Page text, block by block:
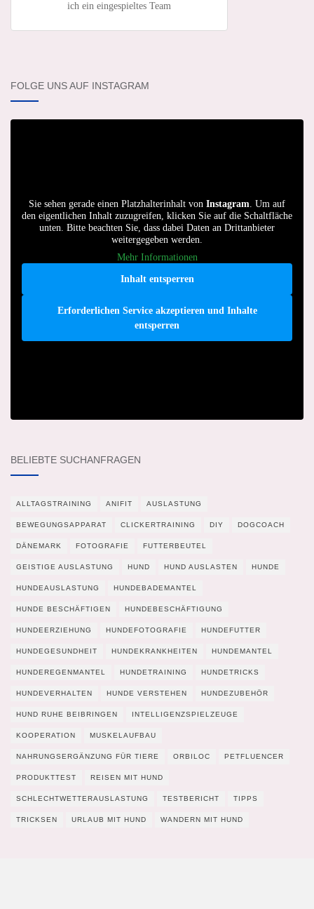
ich ein eingespieltes Team
FOLGE UNS AUF INSTAGRAM
Sie sehen gerade einen Platzhalterinhalt von Instagram. Um auf
den eigentlichen Inhalt zuzugreifen, klicken Sie auf die Schaltfläche
unten. Bitte beachten Sie, dass dabei Daten an Drittanbieter
weitergegeben werden.
Mehr Informationen
Inhalt entsperren
Erforderlichen Service akzeptieren und Inhalte
entsperren
BELIEBTE SUCHANFRAGEN
ALLTAGSTRAINING ANIFIT AUSLASTUNG
BEWEGUNGSAPPARAT CLICKERTRAINING DIY DOGCOACH
DÄNEMARK FOTOGRAFIE FUTTERBEUTEL
GEISTIGE AUSLASTUNG HUND HUND AUSLASTEN HUNDE
HUNDEAUSLASTUNG HUNDEBADEMANTEL
HUNDE BESCHÄFTIGEN HUNDEBESCHÄFTIGUNG
HUNDEERZIEHUNG HUNDEFOTOGRAFIE HUNDEFUTTER
HUNDEGESUNDHEIT HUNDEKRANKHEITEN HUNDEMANTEL
HUNDEREGENMANTEL HUNDETRAINING HUNDETRICKS
HUNDEVERHALTEN HUNDE VERSTEHEN HUNDEZUBEHÖR
HUND RUHE BEIBRINGEN INTELLIGENZSPIELZEUGE
KOOPERATION MUSKELAUFBAU
NAHRUNGSERGÄNZUNG FÜR TIERE ORBILOC PETFLUENCER
PRODUKTTEST REISEN MIT HUND
SCHLECHTWETTERAUSLASTUNG TESTBERICHT TIPPS
TRICKSEN URLAUB MIT HUND WANDERN MIT HUND